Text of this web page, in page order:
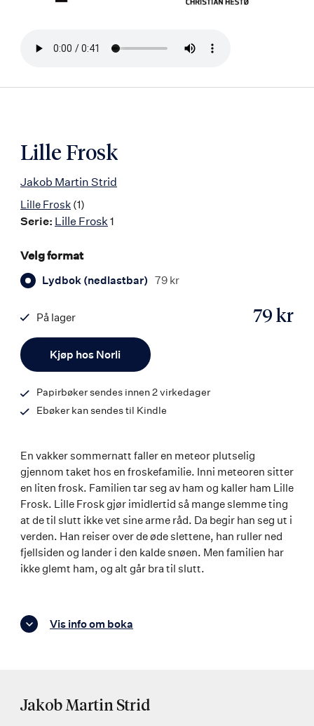
Bla
Lille Frosk
Jakob Martin Strid
Lille Frosk (1)
Serie: Lille Frosk1
Velg format
Lydbok (nedlastbar) 79 kr
Kjøp hos Norli
79 kr
På lager
9788203367625
Papirbøker sendes innen 2 virkedager
Ebøker kan sendes til Kindle
En vakker sommernatt faller en meteor plutselig
gjennom taket hos en froskefamilie. Inni meteoren sitter
en liten frosk. Familien tar seg av ham og kaller ham Lille
Frosk. Lille Frosk gjør imidlertid så mange slemme ting
at de til slutt ikke vet sine arme råd. Da begir han seg ut i
verden. Han reiser over de øde slettene, han ruller ned
fjellsiden og lander i den kalde snøen. Men familien har
ikke glemt ham, og alt går bra til slutt.
Vis info om boka
Jakob Martin Strid